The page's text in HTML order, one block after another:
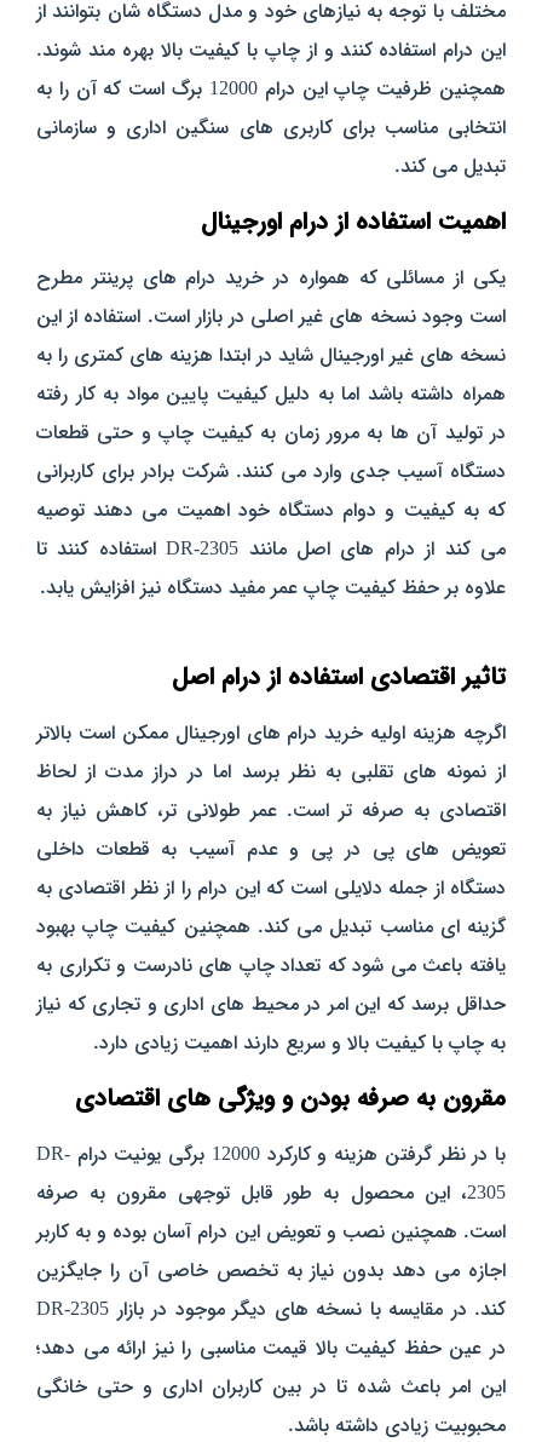
مختلف با توجه به نیازهای خود و مدل دستگاه‌ شان بتوانند از
این درام استفاده کنند و از چاپ با کیفیت بالا بهره‌ مند شوند.
همچنین ظرفیت چاپ این درام 12000 برگ است که آن را به
انتخابی مناسب برای کاربری‌ های سنگین اداری و سازمانی
تبدیل می‌ کند.
اهمیت استفاده از درام اورجینال
یکی از مسائلی که همواره در خرید درام‌ های پرینتر مطرح
است وجود نسخه‌ های غیر اصلی در بازار است. استفاده از این
نسخه‌ های غیر اورجینال شاید در ابتدا هزینه‌ های کمتری را به
همراه داشته باشد اما به دلیل کیفیت پایین مواد به کار رفته
در تولید آن‌ ها به‌ مرور زمان به کیفیت چاپ و حتی قطعات
دستگاه آسیب جدی وارد می‌ کنند. شرکت برادر برای کاربرانی
که به کیفیت و دوام دستگاه خود اهمیت می‌ دهند توصیه
می‌ کند از درام‌ های اصل مانند DR-2305 استفاده کنند تا
علاوه بر حفظ کیفیت چاپ عمر مفید دستگاه نیز افزایش یابد.
تاثیر اقتصادی استفاده از درام اصل
اگرچه هزینه اولیه خرید درام‌ های اورجینال ممکن است بالاتر
از نمونه‌ های تقلبی به نظر برسد اما در دراز مدت از لحاظ
اقتصادی به‌ صرفه‌ تر است. عمر طولانی‌ تر، کاهش نیاز به
تعویض‌ های پی‌ در پی و عدم آسیب به قطعات داخلی
دستگاه از جمله دلایلی است که این درام را از نظر اقتصادی به
گزینه‌ ای مناسب تبدیل می‌ کند. همچنین کیفیت چاپ بهبود
یافته باعث می‌ شود که تعداد چاپ‌ های نادرست و تکراری به
حداقل برسد که این امر در محیط‌ های اداری و تجاری که نیاز
به چاپ با کیفیت بالا و سریع دارند اهمیت زیادی دارد.
مقرون به صرفه بودن و ویژگی‌ های اقتصادی
با در نظر گرفتن هزینه و کارکرد 12000 برگی یونیت درام DR-
2305، این محصول به‌ طور قابل توجهی مقرون به‌ صرفه
است. همچنین نصب و تعویض این درام آسان بوده و به کاربر
اجازه می‌ دهد بدون نیاز به تخصص خاصی آن را جایگزین
کند. در مقایسه با نسخه‌ های دیگر موجود در بازار DR-2305
در عین حفظ کیفیت بالا قیمت مناسبی را نیز ارائه می‌ دهد؛
این امر باعث شده تا در بین کاربران اداری و حتی خانگی
محبوبیت زیادی داشته باشد.